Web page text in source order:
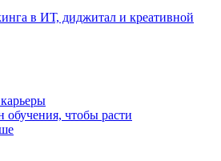
в ИТ, диджитал и креативной
обучения, чтобы расти